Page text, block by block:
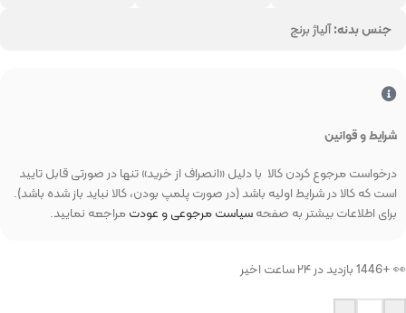
جنس بدنه:آلیاژ برنج
شرایط و قوانین
درخواست مرجوع کردن کالا با دلیل «انصراف از خرید» تنها در صورتی قابل تایید
است که کالا در شرایط اولیه باشد (در صورت پلمپ بودن، کالا نباید باز شده باشد).
برای اطلاعات بیشتر به صفحهسیاست مرجوعی و عودتمراجعه نمایید.
👀 +1446 بازدید در ۲۴ ساعت اخیر